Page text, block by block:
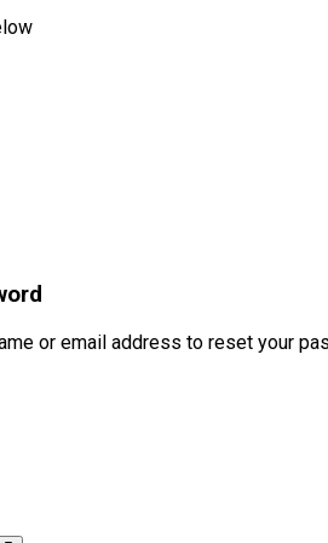
or email address to reset your